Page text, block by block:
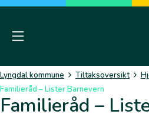
Skip
contentMobile Menu
Lyngdal kommune Tiltaksoversikt
Familieråd – Lister Barnevern
Familieråd –